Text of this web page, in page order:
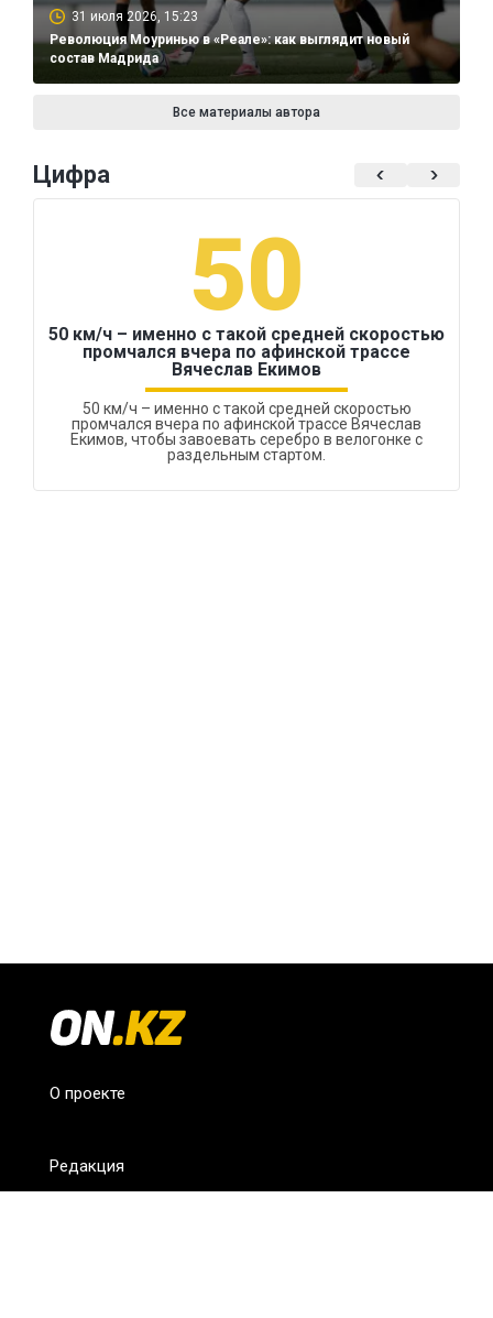
31 июля 2026, 15:23
Революция Моуринью в «Реале»: как выглядит новый
состав Мадрида
Все материалы автора
Цифра
50
50 км/ч – именно с такой средней скоростью
промчался вчера по афинской трассе
Вячеслав Екимов
50 км/ч – именно с такой средней скоростью
промчался вчера по афинской трассе Вячеслав
Екимов, чтобы завоевать серебро в велогонке с
раздельным стартом.
О проекте
Редакция